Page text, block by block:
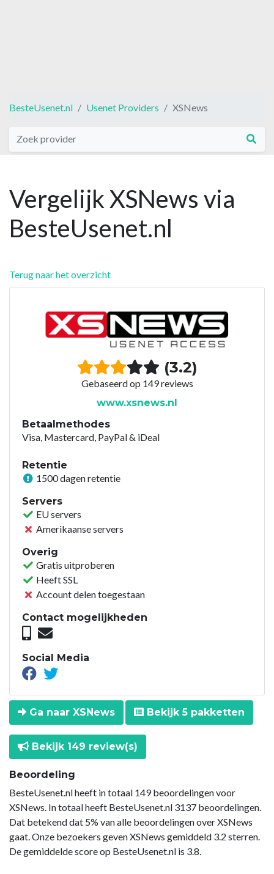
BesteUsenet.nl Usenet Providers XSNews
Vergelijk XSNews via
BesteUsenet.nl
Terug naar het overzicht
(3.2)
Gebaseerd op 149 reviews
www.xsnews.nl
Betaalmethodes
Visa, Mastercard, PayPal & iDeal
Retentie
1500 dagen retentie
Servers
EU servers
Amerikaanse servers
Overig
Gratis uitproberen
Heeft SSL
Account delen toegestaan
Contact mogelijkheden
Social Media
Ga naar XSNews Bekijk 5 pakketten
Bekijk 149 review(s)
Beoordeling
BesteUsenet.nl heeft in totaal 149 beoordelingen voor
XSNews. In totaal heeft BesteUsenet.nl 3137 beoordelingen.
Dat betekend dat 5% van alle beoordelingen over XSNews
gaat. Onze bezoekers geven XSNews gemiddeld 3.2 sterren.
De gemiddelde score op BesteUsenet.nl is 3.8.